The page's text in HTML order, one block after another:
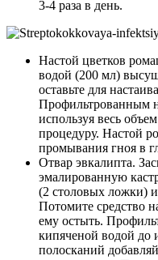
3-4 раза в день.
Настой цветков
водой (200 мл)
оставьте для
Профильтрованным
используя весь
процедуру. Настой
промывания гноя в
Отвар эвкалипта.
эмалированную
(2 столовых ложки) и
Потомите средство
ему остыть.
кипяченой водой до
полосканий